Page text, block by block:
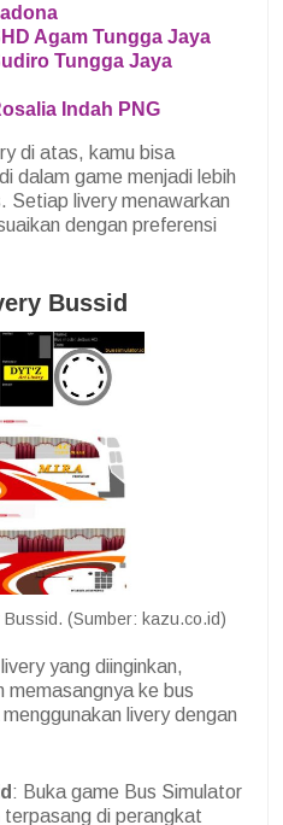
Agam Tungga Jaya
Tungga Jaya
Indah PNG
di atas, kamu bisa
dalam game menjadi lebih
Setiap livery menawarkan
dengan preferensi
Bussid
(Sumber: kazu.co.id)
yang diinginkan,
memasangnya ke bus
livery dengan
: Buka game Bus Simulator
terpasang di perangkat